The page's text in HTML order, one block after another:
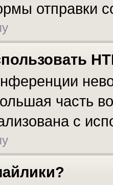
отправки
часть
с